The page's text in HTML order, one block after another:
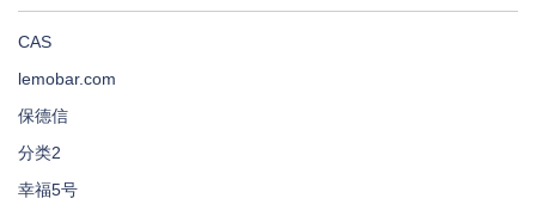
CAS
lemobar.com
保德信
分类2
幸福5号